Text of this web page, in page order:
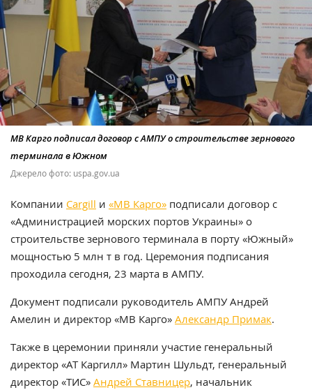
МВ Карго подписал договор с АМПУ о строительстве зернового
терминала в Южном
Джерело фото: uspa.gov.ua
Компании Cargill и «МВ Карго» подписали договор с
«Администрацией морских портов Украины» о
строительстве зернового терминала в порту «Южный»
мощностью 5 млн т в год. Церемония подписания
проходила сегодня, 23 марта в АМПУ.
Документ подписали руководитель АМПУ Андрей
Амелин и директор «МВ Карго» Александр Примак.
Также в церемонии приняли участие генеральный
директор «АТ Каргилл» Мартин Шульдт, генеральный
директор «ТИС» Андрей Ставницер, начальник